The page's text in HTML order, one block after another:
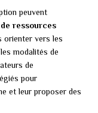
peuvent
ressources
orienter vers les
modalités de
de
pour
et leur proposer des